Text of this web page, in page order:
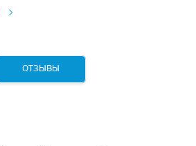
ОТЗЫВЫ